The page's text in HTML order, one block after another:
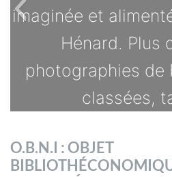
imaginée et
Hénard. Plus
photographies de
classées,
TOUTES LES
O.B.N.I : OBJET